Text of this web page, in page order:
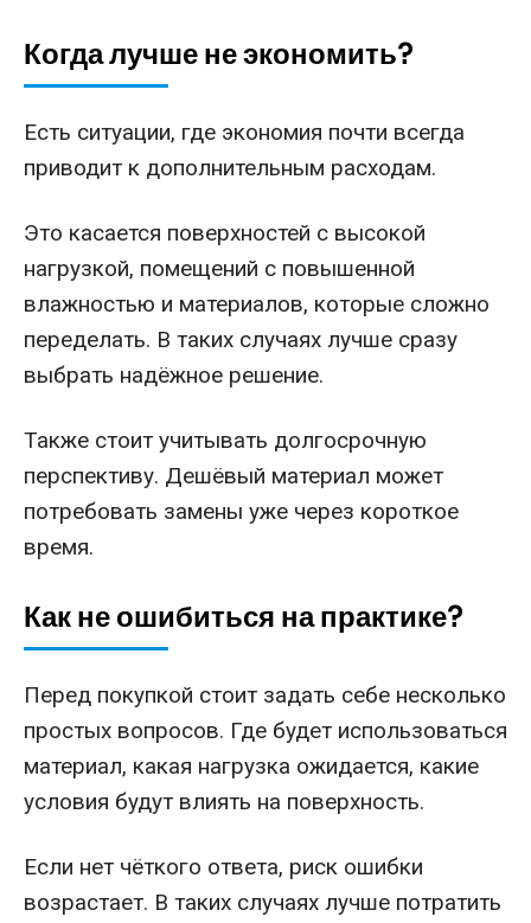
Когда лучше не экономить?
Есть ситуации, где экономия почти всегда
приводит к дополнительным расходам.
Это касается поверхностей с высокой
нагрузкой, помещений с повышенной
влажностью и материалов, которые сложно
переделать. В таких случаях лучше сразу
выбрать надёжное решение.
Также стоит учитывать долгосрочную
перспективу. Дешёвый материал может
потребовать замены уже через короткое
время.
Как не ошибиться на практике?
Перед покупкой стоит задать себе несколько
простых вопросов. Где будет использоваться
материал, какая нагрузка ожидается, какие
условия будут влиять на поверхность.
Если нет чёткого ответа, риск ошибки
возрастает. В таких случаях лучше потратить